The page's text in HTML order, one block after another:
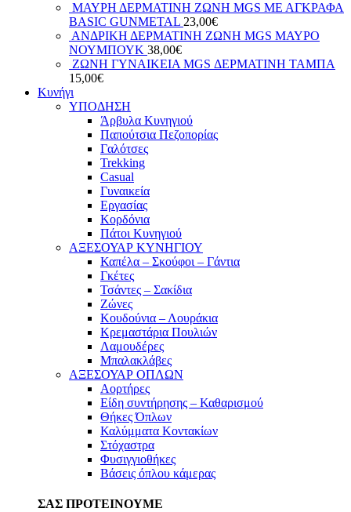
ΜΑΥΡΗ ΔΕΡΜΑΤΙΝΗ ΖΩΝΗ MGS ΜΕ ΑΓΚΡΑΦΑ
BASIC GUNMETAL 23,00€
ΑΝΔΡΙΚΗ ΔΕΡΜΑΤΙΝΗ ΖΩΝΗ MGS ΜΑΥΡΟ
ΝΟΥΜΠΟΥΚ 38,00€
ΖΩΝΗ ΓΥΝΑΙΚΕΙΑ MGS ΔΕΡΜΑΤΙΝΗ ΤΑΜΠΑ
15,00€
Κυνήγι
ΥΠΟΔΗΣΗ
Άρβυλα Κυνηγιού
Παπούτσια Πεζοπορίας
Γαλότσες
Trekking
Casual
Γυναικεία
Εργασίας
Κορδόνια
Πάτοι Κυνηγιού
ΑΞΕΣΟΥΑΡ ΚΥΝΗΓΙΟΥ
Καπέλα – Σκούφοι – Γάντια
Γκέτες
Τσάντες – Σακίδια
Ζώνες
Κουδούνια – Λουράκια
Κρεμαστάρια Πουλιών
Λαμουδέρες
Μπαλακλάβες
ΑΞΕΣΟΥΑΡ ΟΠΛΩΝ
Αορτήρες
Είδη συντήρησης – Καθαρισμού
Θήκες Όπλων
Καλύμματα Κοντακίων
Στόχαστρα
Φυσιγγιοθήκες
Βάσεις όπλου κάμερας
ΣΑΣ ΠΡΟΤΕΙΝΟΥΜΕ